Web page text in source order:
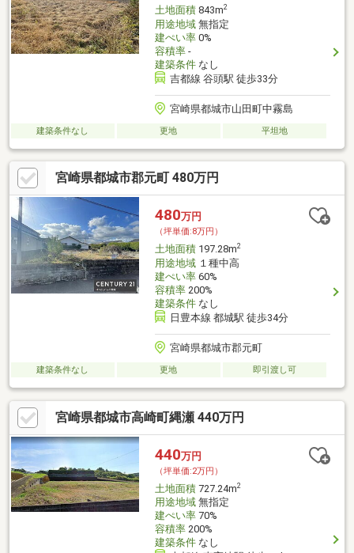
土地面積843m2
用途地域無指定
建ぺい率0%
容積率-
建築条件なし
吉都線 谷頭駅 徒歩33分
宮崎県都城市山田町中霧島
建築条件なし 更地 平坦地
宮崎県都城市郡元町 480万円
480万円
（坪単価:8万円）
土地面積197.28m2
用途地域１種中高
建ぺい率60%
容積率200%
建築条件なし
日豊本線 都城駅 徒歩34分
宮崎県都城市郡元町
建築条件なし 更地 即引渡し可
宮崎県都城市高崎町縄瀬 440万円
440万円
（坪単価:2万円）
土地面積727.24m2
用途地域無指定
建ぺい率70%
容積率200%
建築条件なし